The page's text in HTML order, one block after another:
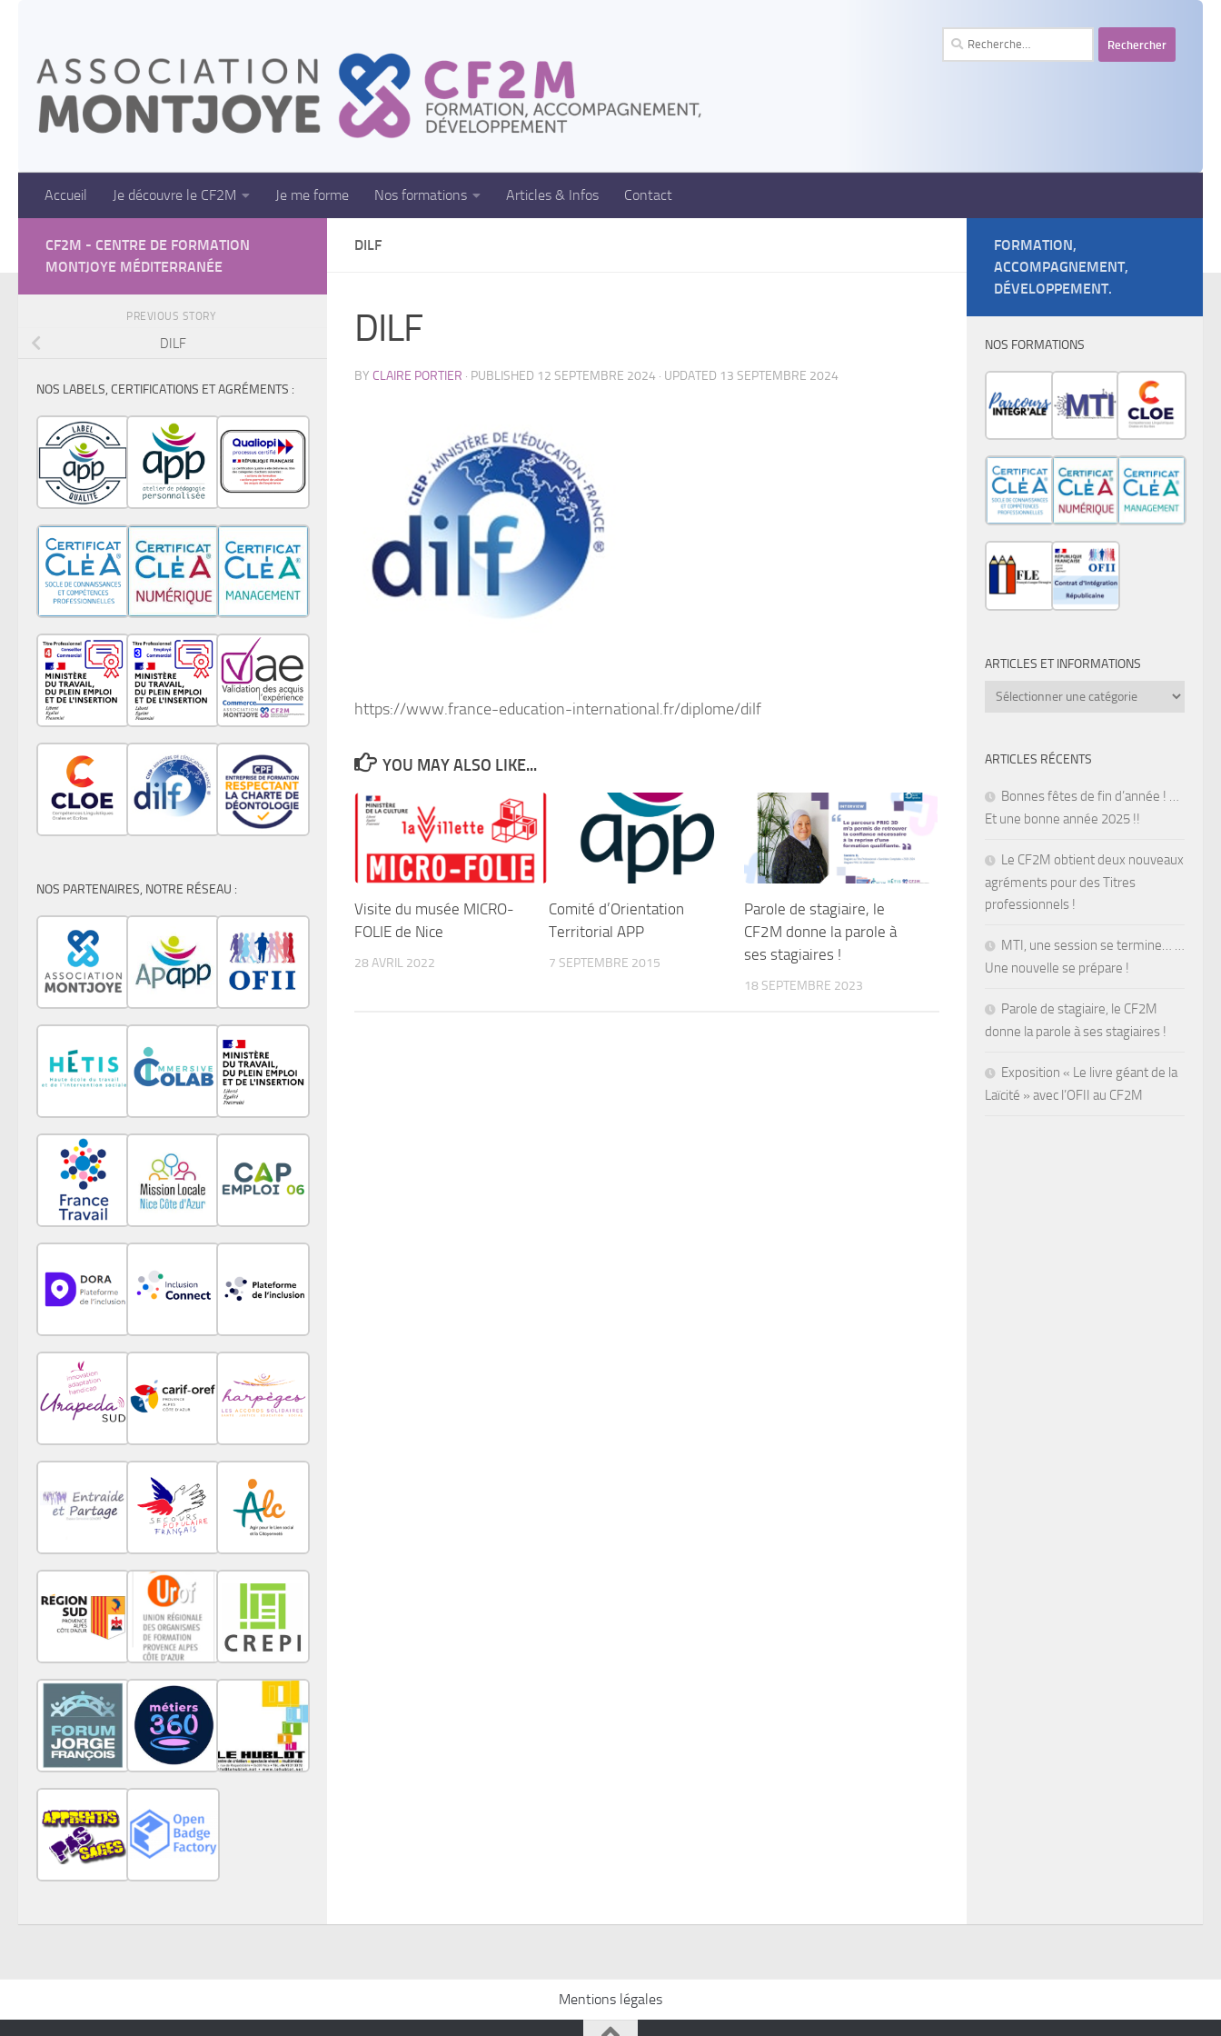
Rechercher :
Accueil Je découvre le CF2M Je me forme Nos formations Articles & Infos Contact
DILF
DILF
BY CLAIRE PORTIER · PUBLISHED 12 SEPTEMBRE 2024 · UPDATED 13 SEPTEMBRE 2024
https://www.france-education-international.fr/diplome/dilf
YOU MAY ALSO LIKE...
Visite du musée MICRO-
FOLIE de Nice
28 AVRIL 2022
Comité d’Orientation
Territorial APP
7 SEPTEMBRE 2015
Parole de stagiaire, le
CF2M donne la parole à
ses stagiaires !
18 SEPTEMBRE 2023
CF2M - CENTRE DE FORMATION
MONTJOYE MÉDITERRANÉE
PREVIOUS STORY
DILF
NOS LABELS, CERTIFICATIONS ET AGRÉMENTS :
NOS PARTENAIRES, NOTRE RÉSEAU :
FORMATION,
ACCOMPAGNEMENT,
DÉVELOPPEMENT.
NOS FORMATIONS
ARTICLES ET INFORMATIONS
Articles
ARTICLES RÉCENTS
Bonnes fêtes de fin d’année ! …
Et une bonne année 2025 !!
Le CF2M obtient deux nouveaux
agréments pour des Titres
professionnels !
MTI, une session se termine… …
Une nouvelle se prépare !
Parole de stagiaire, le CF2M
donne la parole à ses stagiaires !
Exposition « Le livre géant de la
Laïcité » avec l’OFII au CF2M
Mentions légales